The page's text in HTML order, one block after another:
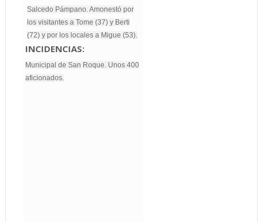
Salcedo Pámpano. Amonestó por
los visitantes a Tome (37) y Berti
(72) y por los locales a Migue (53).
INCIDENCIAS:
Municipal de San Roque. Unos 400
aficionados.